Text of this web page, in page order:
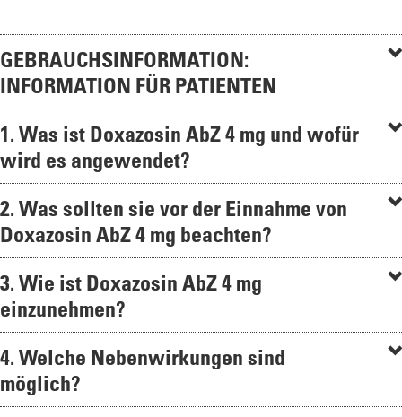
GEBRAUCHSINFORMATION:
INFORMATION FÜR PATIENTEN
1. Was ist Doxazosin AbZ 4 mg und wofür
wird es angewendet?
2. Was sollten sie vor der Einnahme von
Doxazosin AbZ 4 mg beachten?
3. Wie ist Doxazosin AbZ 4 mg
einzunehmen?
4. Welche Nebenwirkungen sind
möglich?